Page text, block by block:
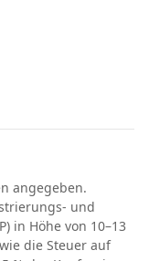
angegeben.
und
in Höhe von 10–13
die Steuer auf